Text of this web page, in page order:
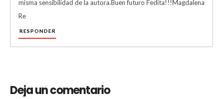
misma sensibilidad de la autora.Buen futuro Fedita!!!Magdalena
Re
RESPONDER
Deja un comentario